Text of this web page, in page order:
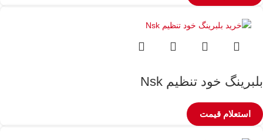
بلبرینگ خود تنظیم Nsk
استعلام قیمت